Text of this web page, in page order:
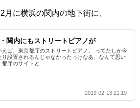
月に横浜の関内の地下街に、
関内にもストリートピアノが
えば、東京都庁のストリートピアノ、 ってたしか今
り設置されるんじゃなかったっけなあ、なんて思い
都庁のサイトと...
2019-02-13 21:19